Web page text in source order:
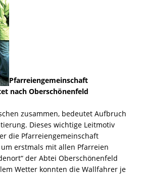
Pfarreiengemeinschaft
nach Oberschönenfeld
zusammen, bedeutet Aufbruch
Dieses wichtige Leitmotiv
die Pfarreiengemeinschaft
erstmals mit allen Pfarreien
der Abtei Oberschönenfeld
Wetter konnten die Wallfahrer je